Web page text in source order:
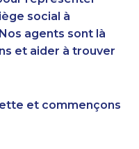
1-587-319-2106
1-438-289-3509
1-587-489-1495
1-587-328-6622
social à
agents sont là
et aider à trouver
et commençons